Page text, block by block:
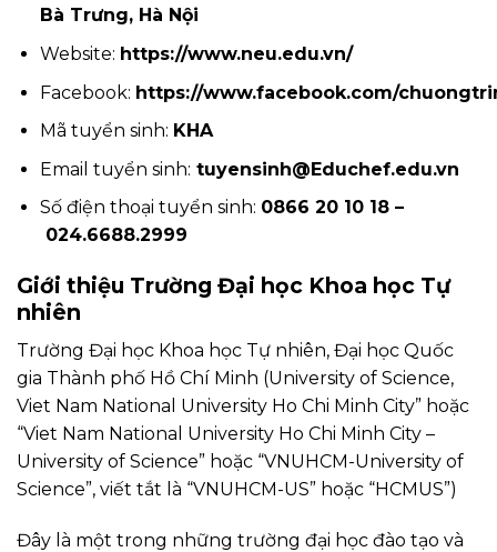
Bà Trưng, Hà Nội
Website: https://www.neu.edu.vn/
Facebook: https://www.facebook.com/
Mã tuyển sinh: KHA
Email tuyển sinh: tuyensinh@Educhef.edu.vn
Số điện thoại tuyển sinh: 0866 20 10 18 –
024.6688.2999
Giới thiệu Trường Đại học Khoa học Tự
nhiên
Trường Đại học Khoa học Tự nhiên, Đại học Quốc
gia Thành phố Hồ Chí Minh (University of Science,
Viet Nam National University Ho Chi Minh City” hoặc
“Viet Nam National University Ho Chi Minh City –
University of Science” hoặc “VNUHCM-University of
Science”, viết tắt là “VNUHCM-US” hoặc “HCMUS”)
Đây là một trong những trường đại học đào tạo và